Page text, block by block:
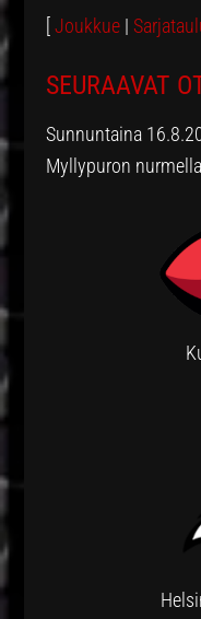
[Joukkue |
SEURAAVAT
Sunnuntaina
Myllypuron